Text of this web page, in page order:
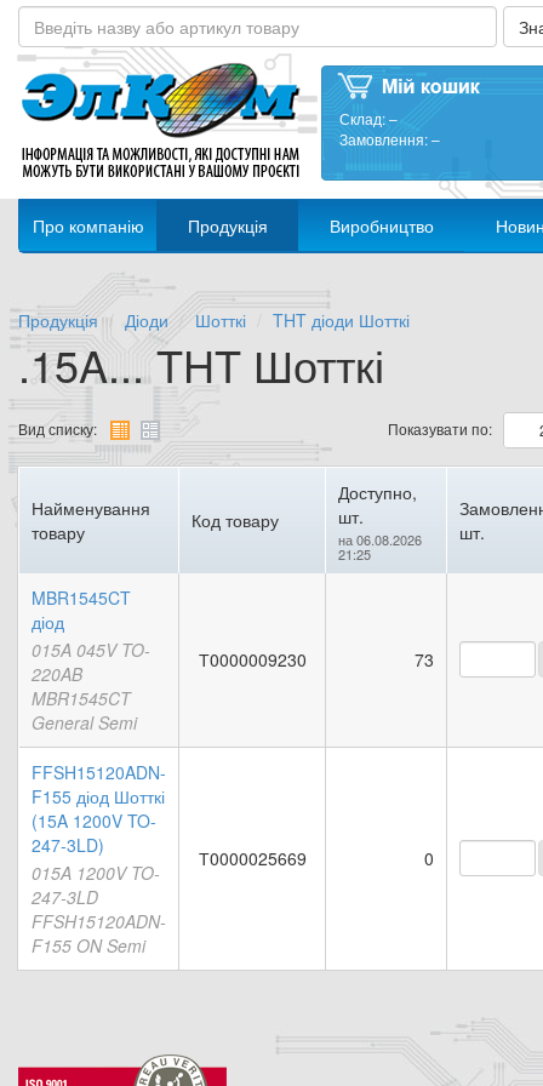
Склад:–
Замовлення:–
Про компанію Продукція Виробництво
Продукція Діоди Шотткі THT діоди Шотткі
.15A... THT Шотткі
Вид списку: Показувати по:
Найменування
товару
Код товару
Доступно,
шт.
на 06.08.2026
21:25
шт.
MBR1545CT
діод
015A 045V TO-
220AB
MBR1545CT
General Semi
Т0000009230 73
FFSH15120ADN-
F155 діод Шотткі
(15A 1200V TO-
247-3LD)
015A 1200V TO-
247-3LD
FFSH15120ADN-
F155 ON Semi
Т0000025669 0